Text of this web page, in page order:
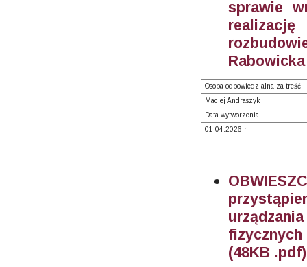
sprawie
Osoba odpowiedzialna za treść
Maciej Andraszyk
Data wytworzenia
01.04.2026 r.
(48KB .pdf)